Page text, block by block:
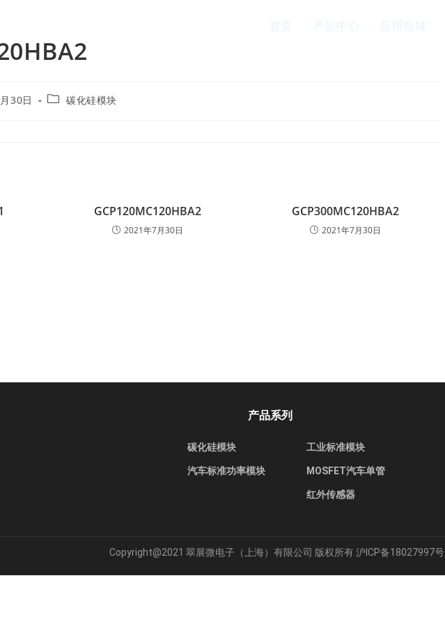
首页 产品中心 应用领域
30日 碳化硅模块
GCP120MC120HBA2
2021年7月30日
GCP300MC120HBA2
2021年7月30日
产品系列
碳化硅模块
汽车标准功率模块
工业标准模块
MOSFET汽车单管
红外传感器
Copyright@2021 翠展微电子（上海）有限公司 版权所有沪ICP备18027997号